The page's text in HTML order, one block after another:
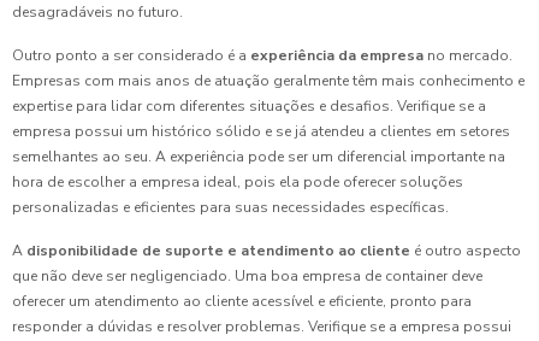
desagradáveis no futuro.
Outro ponto a ser considerado é a experiência da empresa no mercado.
Empresas com mais anos de atuação geralmente têm mais conhecimento e
expertise para lidar com diferentes situações e desafios. Verifique se a
empresa possui um histórico sólido e se já atendeu a clientes em setores
semelhantes ao seu. A experiência pode ser um diferencial importante na
hora de escolher a empresa ideal, pois ela pode oferecer soluções
personalizadas e eficientes para suas necessidades específicas.
A disponibilidade de suporte e atendimento ao cliente é outro aspecto
que não deve ser negligenciado. Uma boa empresa de container deve
oferecer um atendimento ao cliente acessível e eficiente, pronto para
responder a dúvidas e resolver problemas. Verifique se a empresa possui